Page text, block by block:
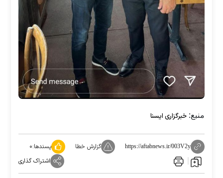
منبع: خبرگزاری ایسنا
https://aftabnews.ir/003V2y گزارش خطا پسندها:۰
اشتراک گذاری